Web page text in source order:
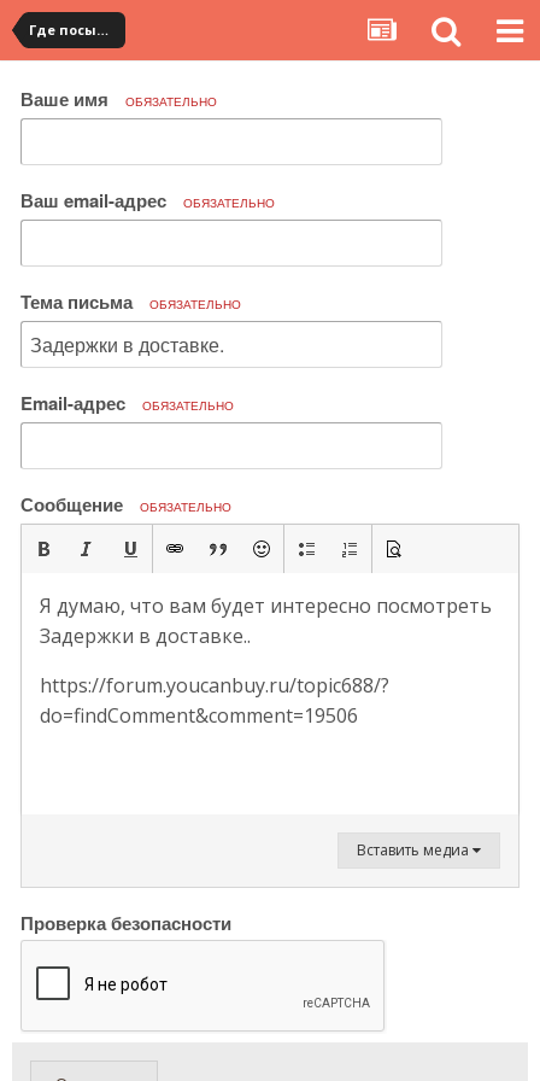
Где посылка?
Ваше имя ОБЯЗАТЕЛЬНО
Ваш email-адрес ОБЯЗАТЕЛЬНО
Тема письма ОБЯЗАТЕЛЬНО
Email-адрес ОБЯЗАТЕЛЬНО
Сообщение ОБЯЗАТЕЛЬНО
Я думаю, что вам будет интересно посмотреть
Задержки в доставке..
https://forum.youcanbuy.ru/topic688/?
do=findComment&comment=19506
Вставить медиа
Проверка безопасности